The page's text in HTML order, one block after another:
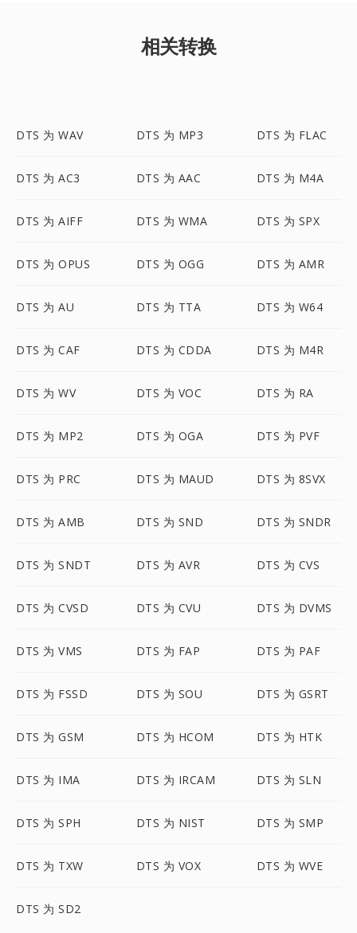
相关转换
DTS 为 WAV DTS 为 MP3 DTS 为 FLAC
DTS 为 AC3 DTS 为 AAC DTS 为 M4A
DTS 为 AIFF DTS 为 WMA DTS 为 SPX
DTS 为 OPUS DTS 为 OGG DTS 为 AMR
DTS 为 AU DTS 为 TTA DTS 为 W64
DTS 为 CAF DTS 为 CDDA DTS 为 M4R
DTS 为 WV DTS 为 VOC DTS 为 RA
DTS 为 MP2 DTS 为 OGA DTS 为 PVF
DTS 为 PRC DTS 为 MAUD DTS 为 8SVX
DTS 为 AMB DTS 为 SND DTS 为 SNDR
DTS 为 SNDT DTS 为 AVR DTS 为 CVS
DTS 为 CVSD DTS 为 CVU DTS 为 DVMS
DTS 为 VMS DTS 为 FAP DTS 为 PAF
DTS 为 FSSD DTS 为 SOU DTS 为 GSRT
DTS 为 GSM DTS 为 HCOM DTS 为 HTK
DTS 为 IMA DTS 为 IRCAM DTS 为 SLN
DTS 为 SPH DTS 为 NIST DTS 为 SMP
DTS 为 TXW DTS 为 VOX DTS 为 WVE
DTS 为 SD2